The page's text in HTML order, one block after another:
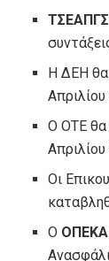
Η ΔΕΗ θα
Ο ΟΤΕ θα
Οι
Ο ΟΠΕΚΑ